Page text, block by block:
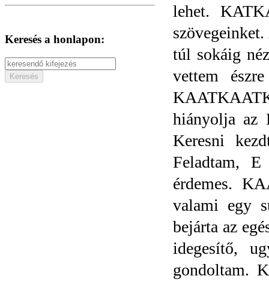
Keresés a honlapon:
lehet.
túl sokáig
vettem
hiányolja az
Keresni
Feladtam,
érdemes.
valami egy
bejárta az
idegesítő,
gondoltam.